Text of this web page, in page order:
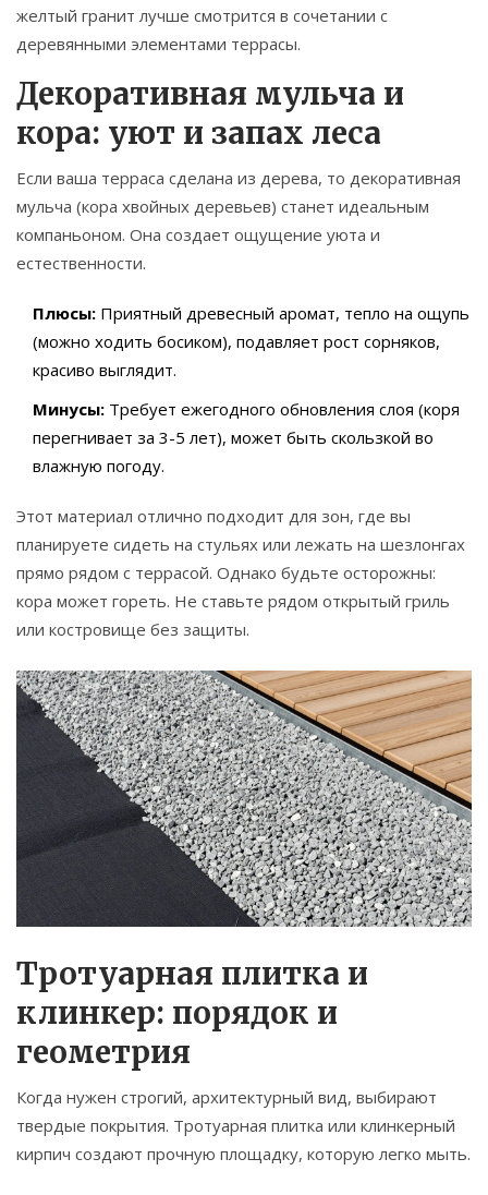
желтый гранит лучше смотрится в сочетании с
деревянными элементами террасы.
Декоративная мульча и
кора: уют и запах леса
Если ваша терраса сделана из дерева, то декоративная
мульча (кора хвойных деревьев) станет идеальным
компаньоном. Она создает ощущение уюта и
естественности.
Плюсы: Приятный древесный аромат, тепло на ощупь
(можно ходить босиком), подавляет рост сорняков,
красиво выглядит.
Минусы: Требует ежегодного обновления слоя (коря
перегнивает за 3-5 лет), может быть скользкой во
влажную погоду.
Этот материал отлично подходит для зон, где вы
планируете сидеть на стульях или лежать на шезлонгах
прямо рядом с террасой. Однако будьте осторожны:
кора может гореть. Не ставьте рядом открытый гриль
или костровище без защиты.
Тротуарная плитка и
клинкер: порядок и
геометрия
Когда нужен строгий, архитектурный вид, выбирают
твердые покрытия. Тротуарная плитка или клинкерный
кирпич создают прочную площадку, которую легко мыть.